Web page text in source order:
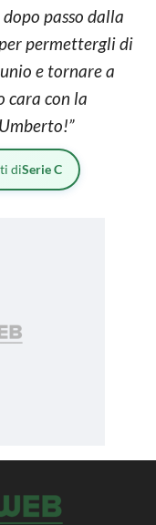
passo dalla
permettergli di
e tornare a
cara con la
diSerie C